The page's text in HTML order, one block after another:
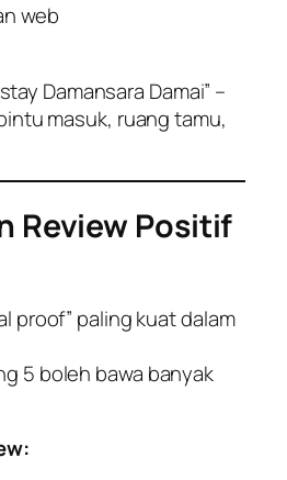
web
Damansara Damai” –
masuk, ruang tamu,
Review Positif
proof” paling kuat dalam
5 boleh bawa banyak